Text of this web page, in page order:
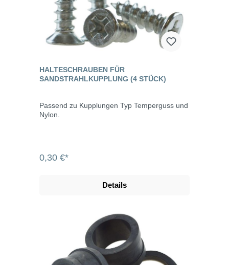
HALTESCHRAUBEN FÜR
SANDSTRAHLKUPPLUNG (4 STÜCK)
Passend zu Kupplungen Typ Temperguss und
Nylon.
0,30 €*
Details